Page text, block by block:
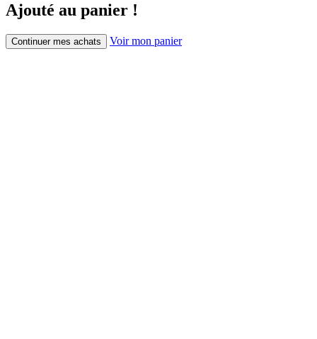
Ajouté au panier !
Continuer mes achats Voir mon panier